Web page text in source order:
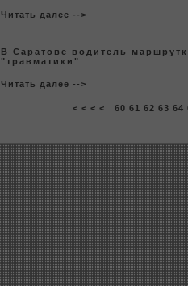
Читать далее -->
В Саратове водитель
"травматики"
Читать далее -->
< < < < 60 61 62 63 64